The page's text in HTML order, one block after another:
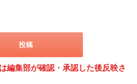
編集部が確認・承認した後反映さ